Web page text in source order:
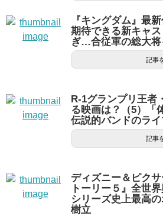
『キングダム』最
期待できる新キャ
ぎ…合従軍の総大将
記事
R-1グランプリ王者
る映画は？（5）「
伝説的バンドのラ
記事
ディズニー＆ピク
トーリー５』全世
シリーズ史上最高
樹立